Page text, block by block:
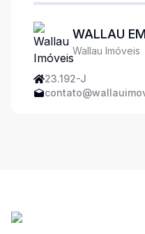
WALLAU
Wallau Imóveis
23.192-J